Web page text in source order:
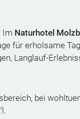
Im Naturhotel
für erholsame
Langlauf-
bei